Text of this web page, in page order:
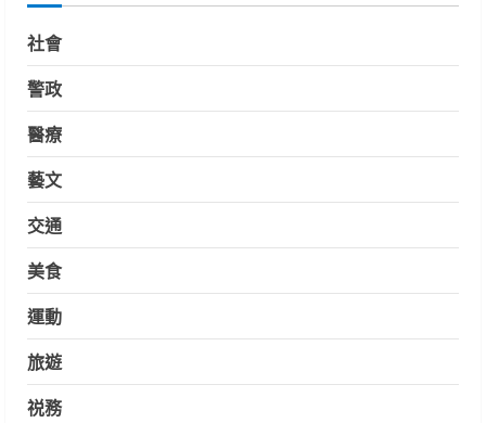
社會
警政
醫療
藝文
交通
美食
運動
旅遊
祱務